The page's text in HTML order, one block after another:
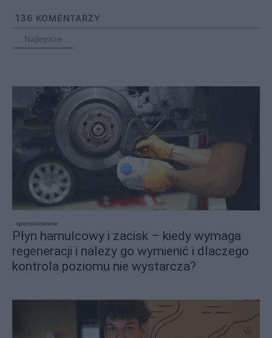
136 KOMENTARZY
Najlepsze
sponsorowane
Płyn hamulcowy i zacisk – kiedy wymaga
regeneracji i należy go wymienić i dlaczego
kontrola poziomu nie wystarcza?